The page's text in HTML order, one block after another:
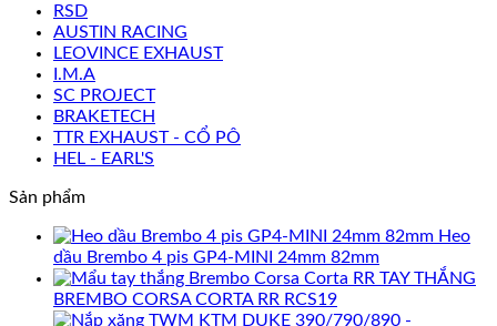
RSD
AUSTIN RACING
LEOVINCE EXHAUST
I.M.A
SC PROJECT
BRAKETECH
TTR EXHAUST - CỔ PÔ
HEL - EARL'S
Sản phẩm
Heo
dầu Brembo 4 pis GP4-MINI 24mm 82mm
TAY THẮNG
BREMBO CORSA CORTA RR RCS19